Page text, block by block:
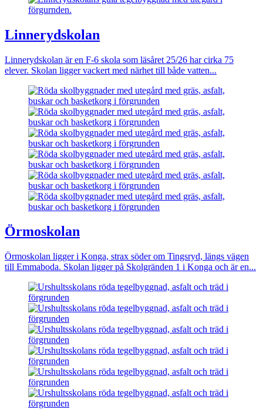
Linnerydskolan
Linnerydskolan är en F-6 skola som läsåret 25/26 har cirka 75
elever. Skolan ligger vackert med närhet till både vatten...
Örmoskolan
Örmoskolan ligger i Konga, strax söder om Tingsryd, längs vägen
till Emmaboda. Skolan ligger på Skolgränden 1 i Konga och är en...